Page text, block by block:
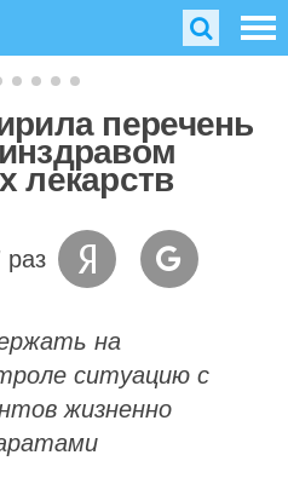
перечень
лекарств
раз
на
ситуацию с
жизненно